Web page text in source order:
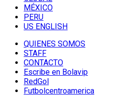
MÉXICO
PERU
US ENGLISH
QUIENES SOMOS
STAFF
CONTACTO
Escribe en Bolavip
RedGol
Futbolcentroamerica